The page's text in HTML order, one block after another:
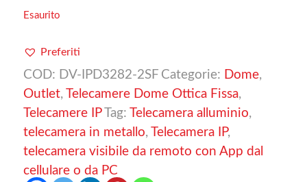
Esaurito
Preferiti
COD: DV-IPD3282-2SF Categorie: Dome,
Outlet, Telecamere Dome Ottica Fissa,
Telecamere IP
Tag: Telecamera alluminio,
telecamera in metallo, Telecamera IP,
telecamera visibile da remoto con App dal
cellulare o da PC